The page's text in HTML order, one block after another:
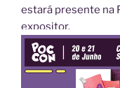
estará presente na
expositor.